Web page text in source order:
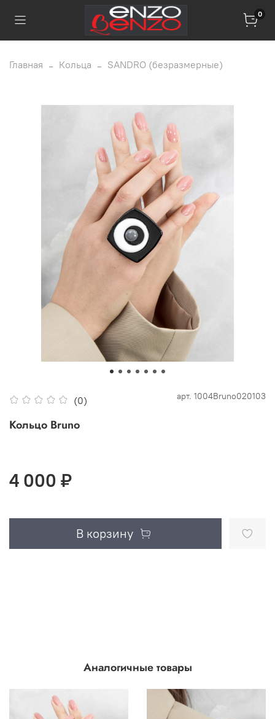
0
Главная Кольца SANDRO (безразмерные)
(0) арт. 1004Bruno020103
Кольцо Bruno
4 000 ₽
В корзину
Аналогичные товары